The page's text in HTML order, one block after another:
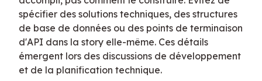
spécifier des solutions techniques, des structures
de base de données ou des points de terminaison
d'API dans la story elle-même. Ces détails
émergent lors des discussions de développement
et de la planification technique.